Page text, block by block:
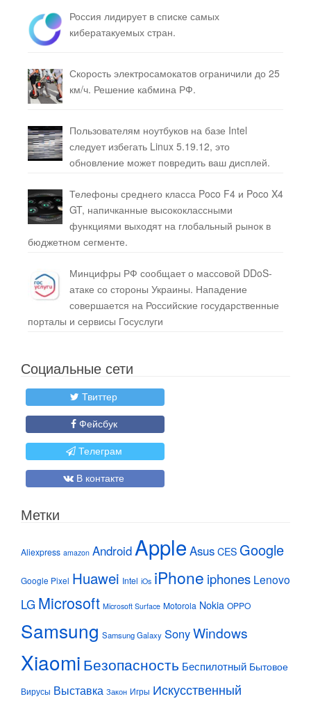
Россия лидирует в списке самых
кибератакуемых стран.
Скорость электросамокатов ограничили до 25
км/ч. Решение кабмина РФ.
Пользователям ноутбуков на базе Intel
следует избегать Linux 5.19.12, это
обновление может повредить ваш дисплей.
Телефоны среднего класса Poco F4 и Poco X4
GT, напичканные высококлассными
функциями выходят на глобальный рынок в
бюджетном сегменте.
Минцифры РФ сообщает о массовой DDoS-
атаке со стороны Украины. Нападение
совершается на Российские государственные
порталы и сервисы Госуслуги
Социальные сети
Твиттер
Фейсбук
Телеграм
В контакте
Метки
Aliexpress amazon Android Apple Asus CES Google
Google Pixel Huawei Intel iOs iPhone iphones Lenovo
LG Microsoft Microsoft Surface Motorola Nokia OPPO
Samsung Samsung Galaxy SonyWindows
Xiaomi Безопасность Беспилотный Бытовое
Вирусы Выставка Закон Игры Искусственный